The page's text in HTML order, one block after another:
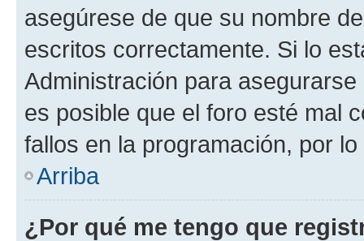
asegúrese de que su nombre
escritos correctamente. Si lo
Administración para
es posible que el foro esté mal
fallos en la programación, por
Arriba
¿Por qué me tengo que